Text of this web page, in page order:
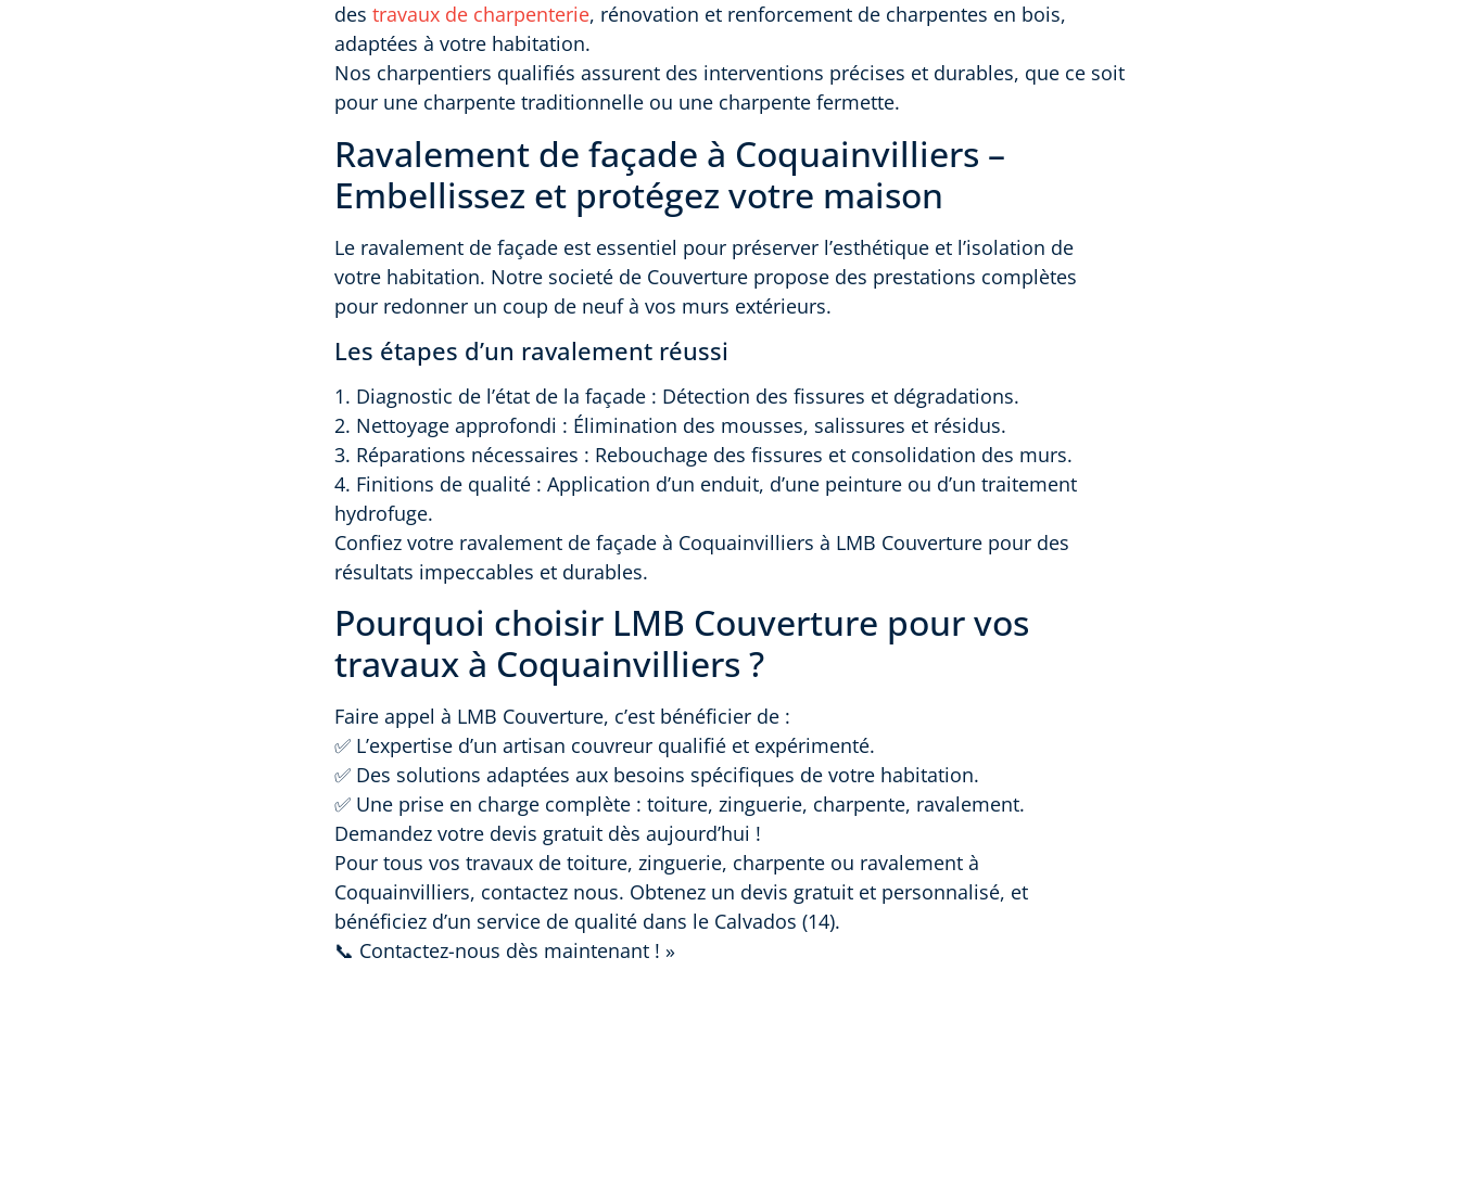
des travaux de charpenterie, rénovation et renforcement de charpentes en bois,
adaptées à votre habitation.
Nos charpentiers qualifiés assurent des interventions précises et durables, que ce soit
pour une charpente traditionnelle ou une charpente fermette.
Ravalement de façade à Coquainvilliers –
Embellissez et protégez votre maison
Le ravalement de façade est essentiel pour préserver l’esthétique et l’isolation de
votre habitation. Notre societé de Couverture propose des prestations complètes
pour redonner un coup de neuf à vos murs extérieurs.
Les étapes d’un ravalement réussi
1. Diagnostic de l’état de la façade : Détection des fissures et dégradations.
2. Nettoyage approfondi : Élimination des mousses, salissures et résidus.
3. Réparations nécessaires : Rebouchage des fissures et consolidation des murs.
4. Finitions de qualité : Application d’un enduit, d’une peinture ou d’un traitement
hydrofuge.
Confiez votre ravalement de façade à Coquainvilliers à LMB Couverture pour des
résultats impeccables et durables.
Pourquoi choisir LMB Couverture pour vos
travaux à Coquainvilliers ?
Faire appel à LMB Couverture, c’est bénéficier de :
✅ L’expertise d’un artisan couvreur qualifié et expérimenté.
✅ Des solutions adaptées aux besoins spécifiques de votre habitation.
✅ Une prise en charge complète : toiture, zinguerie, charpente, ravalement.
Demandez votre devis gratuit dès aujourd’hui !
Pour tous vos travaux de toiture, zinguerie, charpente ou ravalement à
Coquainvilliers, contactez nous. Obtenez un devis gratuit et personnalisé, et
bénéficiez d’un service de qualité dans le Calvados (14).
📞 Contactez-nous dès maintenant ! »